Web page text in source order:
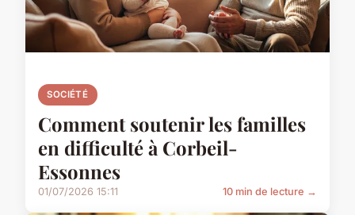
SOCIÉTÉ
Comment soutenir les familles
en difficulté à Corbeil-
Essonnes
01/07/2026 15:11 10 min de lecture →